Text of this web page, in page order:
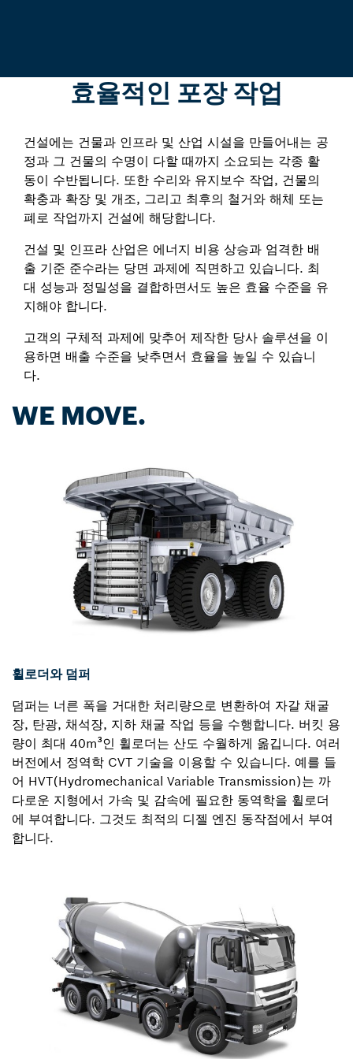
효율적인 포장 작업
건설에는 건물과 인프라 및 산업 시설을 만들어내는 공
정과 그 건물의 수명이 다할 때까지 소요되는 각종 활
동이 수반됩니다. 또한 수리와 유지보수 작업, 건물의
확충과 확장 및 개조, 그리고 최후의 철거와 해체 또는
폐로 작업까지 건설에 해당합니다.
건설 및 인프라 산업은 에너지 비용 상승과 엄격한 배
출 기준 준수라는 당면 과제에 직면하고 있습니다. 최
대 성능과 정밀성을 결합하면서도 높은 효율 수준을 유
지해야 합니다.
고객의 구체적 과제에 맞추어 제작한 당사 솔루션을 이
용하면 배출 수준을 낮추면서 효율을 높일 수 있습니
다.
WE MOVE.
휠로더와 덤퍼
덤퍼는 너른 폭을 거대한 처리량으로 변환하여 자갈 채굴
장, 탄광, 채석장, 지하 채굴 작업 등을 수행합니다. 버킷 용
량이 최대 40m³인 휠로더는 산도 수월하게 옮깁니다. 여러
버전에서 정역학 CVT 기술을 이용할 수 있습니다. 예를 들
어 HVT(Hydromechanical Variable Transmission)는 까
다로운 지형에서 가속 및 감속에 필요한 동역학을 휠로더
에 부여합니다. 그것도 최적의 디젤 엔진 동작점에서 부여
합니다.